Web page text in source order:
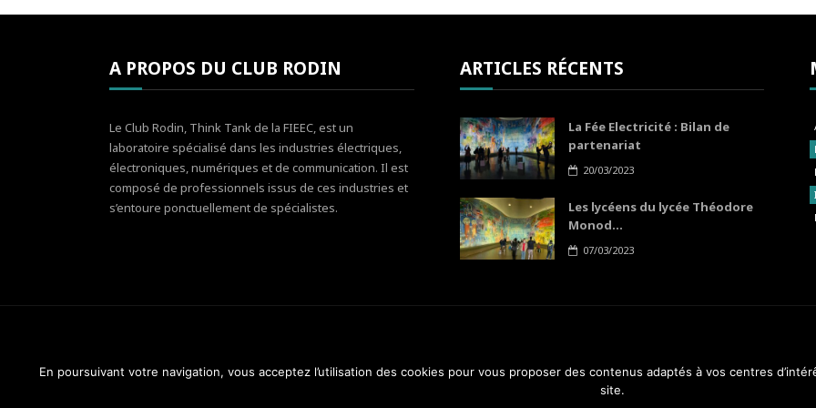
A PROPOS DU CLUB RODIN
Le Club Rodin, Think Tank de la FIEEC, est un
laboratoire spécialisé dans les industries électriques,
électroniques, numériques et de communication. Il est
composé de professionnels issus de ces industries et
s’entoure ponctuellement de spécialistes.
ARTICLES RÉCENTS
La Fée Electricité : Bilan de
partenariat
20/03/2023
Les lycéens du lycée Théodore
Monod...
07/03/2023
Club Rodin - FIEEC © 2014-2018. Tous droits réservés.
A
En poursuivant votre navigation, vous acceptez l’utilisation des cookies pour vous proposer des contenus adaptés à vos centres
site.